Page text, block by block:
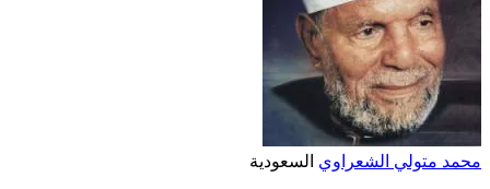
محمد متولي الشعراوي السعودية